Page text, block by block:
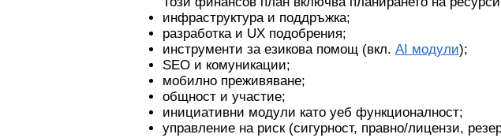
инфраструктура и поддръжка;
разработка и UX подобрения;
инструменти за езикова помощ (вкл. AI модули);
SEO и комуникации;
мобилно преживяване;
общност и участие;
инициативни модули като уеб функционалност;
управление на риск (сигурност, правно/лицензи,